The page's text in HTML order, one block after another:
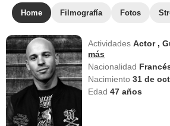
Home Filmografía Fotos
ActividadesActor ,
más
Nacionalidad
Nacimiento31 de
Edad47 años